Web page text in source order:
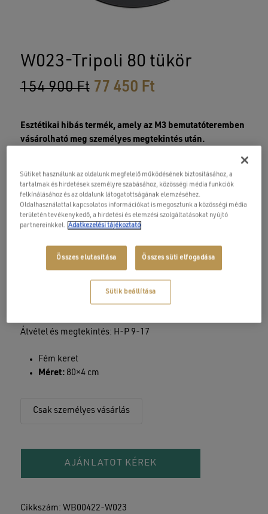
W023-Tripoli 80 tükör
154 900Ft Original
was:
154
900 Ft.
77 450 FtCurrent
is:
77
450 Ft.
Esztétikai hibás termék, amely az M3 bemutatóteremben
vásárolható meg személyes megtekintés után.
A jelen hirdetés nem minősül szerződéses ajánlatnak,
vagy bármilyen kötelezettségvállalásnak és csak a
készlet erejéig érvényes.
A jótállási és egyéb szerződési feltételekről érdeklődjön
1154 Budapest, Gábor Áron u. 10.
Tel.: +36 1 310 7271
Átvétel és megtekintés: H-P 9-17
Fém keret
Méret:80×4 cm
Csak személyes vásárlás
AJÁNLATOT KÉREK
Cikkszám: WB00422-W023
Sütiket használunk az oldalunk megfelelő működésének biztosításához, a
tartalmak és hirdetések személyre szabásához, közösségi média funkciók
felkínálásához és az oldalunk látogatottságának elemzéséhez.
Oldalhasználattal kapcsolatos információkat is megosztunk a közösségi média
területén tevékenykedő, a hirdetési és elemzési szolgáltatásokat nyújtó
partnereinkkel. Adatkezelési tájékoztató
Összes elutasítása Összes süti elfogadása
Sütik beállítása